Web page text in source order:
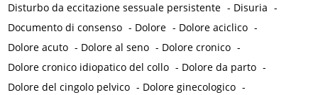
Disturbo da eccitazione sessuale persistente - Disuria -
Documento di consenso - Dolore - Dolore aciclico -
Dolore acuto - Dolore al seno - Dolore cronico -
Dolore cronico idiopatico del collo - Dolore da parto -
Dolore del cingolo pelvico - Dolore ginecologico -